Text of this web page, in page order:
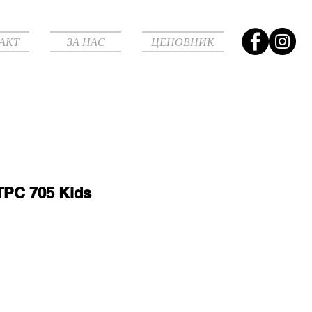
ЗА НАС ЦЕНОВНИК
705 Kids